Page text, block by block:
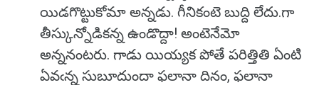
యిడగొట్టుకోమా అన్నడు. గీనికంటె బుద్ది లేదు.గా
తీస్కున్నోడికన్న ఉండొద్దా! అంటెనేమో
అన్ననంటరు. గాడు యియ్యక పోతే పరిత్తితి ఏంటి
ఏవఁన్న సుబూదుందా ఫలానా దినం, ఫలానా